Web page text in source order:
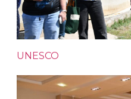
UNESCO